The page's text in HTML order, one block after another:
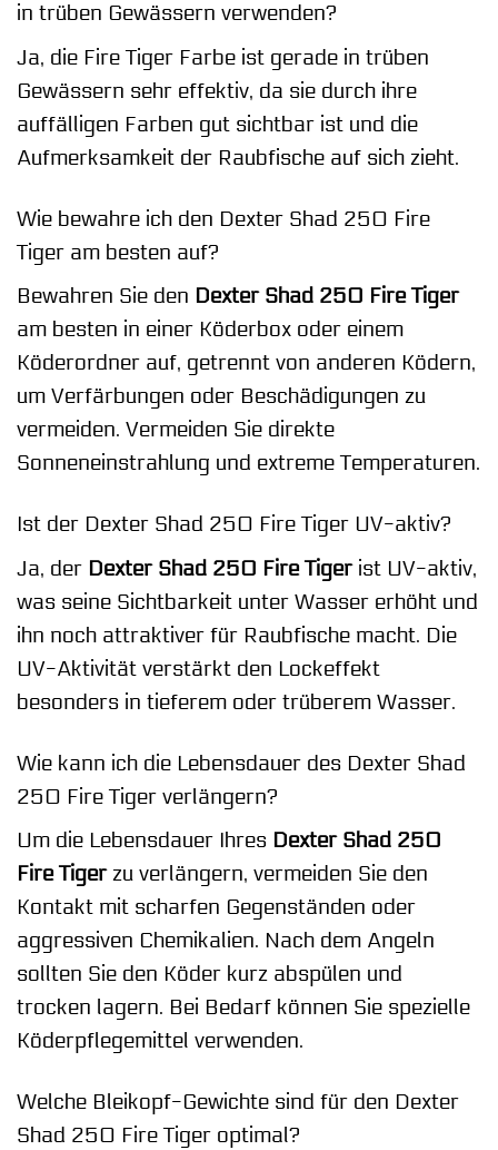
in trüben Gewässern verwenden?
Ja, die Fire Tiger Farbe ist gerade in trüben
Gewässern sehr effektiv, da sie durch ihre
auffälligen Farben gut sichtbar ist und die
Aufmerksamkeit der Raubfische auf sich zieht.
Wie bewahre ich den Dexter Shad 250 Fire
Tiger am besten auf?
Bewahren Sie den Dexter Shad 250 Fire Tiger
am besten in einer Köderbox oder einem
Köderordner auf, getrennt von anderen Ködern,
um Verfärbungen oder Beschädigungen zu
vermeiden. Vermeiden Sie direkte
Sonneneinstrahlung und extreme Temperaturen.
Ist der Dexter Shad 250 Fire Tiger UV-aktiv?
Ja, der Dexter Shad 250 Fire Tigerist UV-aktiv,
was seine Sichtbarkeit unter Wasser erhöht und
ihn noch attraktiver für Raubfische macht. Die
UV-Aktivität verstärkt den Lockeffekt
besonders in tieferem oder trüberem Wasser.
Wie kann ich die Lebensdauer des Dexter Shad
250 Fire Tiger verlängern?
Um die Lebensdauer Ihres Dexter Shad 250
Fire Tigerzu verlängern, vermeiden Sie den
Kontakt mit scharfen Gegenständen oder
aggressiven Chemikalien. Nach dem Angeln
sollten Sie den Köder kurz abspülen und
trocken lagern. Bei Bedarf können Sie spezielle
Köderpflegemittel verwenden.
Welche Bleikopf-Gewichte sind für den Dexter
Shad 250 Fire Tiger optimal?